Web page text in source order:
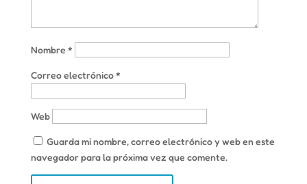
Nombre *
Correo electrónico*
Web
Guarda mi nombre, correo electrónico y web en este
navegador para la próxima vez que comente.